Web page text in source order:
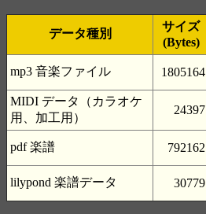
データ種別
サイズ
(Bytes)
mp3 音楽ファイル 1805164
MIDI データ（カラオケ
用、加工用）
24397
pdf 楽譜 792162
lilypond 楽譜データ 30779